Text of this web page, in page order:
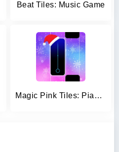
Beat Tiles: Music Game
Magic Pink Tiles: Piano Game